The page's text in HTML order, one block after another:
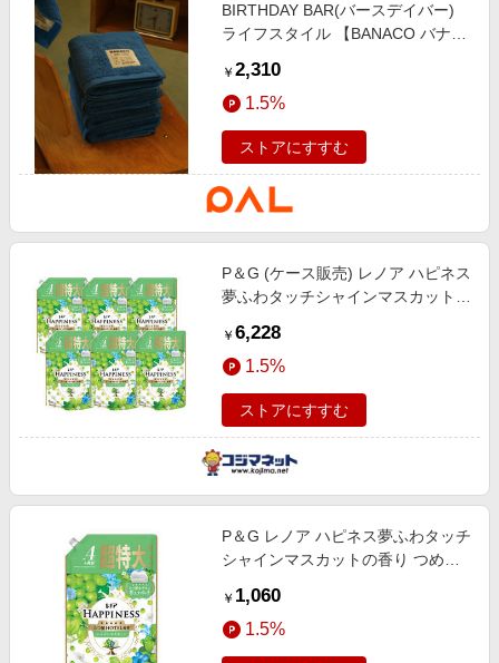
BIRTHDAY BAR(バースデイバー)
ライフスタイル 【BANACO バナ
ータオル ブルー
￥ 2,310
1.5%
ストアにすすむ
P＆G (ケース販売) レノア ハピネス
夢ふわタッチシャインマスカットの
1285ml×6個
￥ 6,228
1.5%
ストアにすすむ
P＆G レノア ハピネス夢ふわタッチ
シャインマスカットの香り つめか
￥ 1,060
1.5%